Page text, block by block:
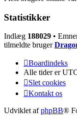
Statistikker
Indlæg 188029 •
tilmeldte bruger
Boardindeks
Alle tider er
Slet cookies
Kontakt os
Udviklet afphpBB®